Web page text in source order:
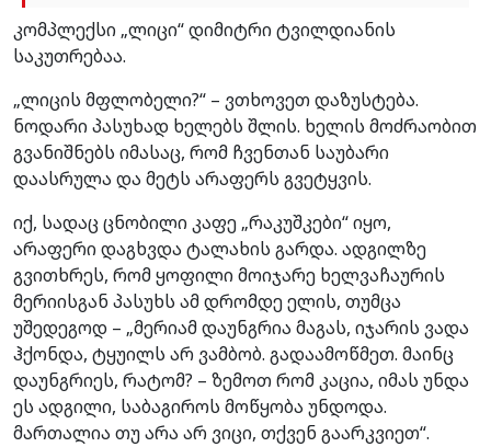
კომპლექსი „ლიცი“ დიმიტრი ტვილდიანის
საკუთრებაა.
„ლიცის მფლობელი?“ – ვთხოვეთ დაზუსტება.
ნოდარი პასუხად ხელებს შლის. ხელის მოძრაობით
გვანიშნებს იმასაც, რომ ჩვენთან საუბარი
დაასრულა და მეტს არაფერს გვეტყვის.
იქ, სადაც ცნობილი კაფე „რაკუშკები“ იყო,
არაფერი დაგხვდა ტალახის გარდა. ადგილზე
გვითხრეს, რომ ყოფილი მოიჯარე ხელვაჩაურის
მერიისგან პასუხს ამ დრომდე ელის, თუმცა
უშედეგოდ – „მერიამ დაუნგრია მაგას, იჯარის ვადა
ჰქონდა, ტყუილს არ ვამბობ. გადაამოწმეთ. მაინც
დაუნგრიეს, რატომ? – ზემოთ რომ კაცია, იმას უნდა
ეს ადგილი, საბაგიროს მოწყობა უნდოდა.
მართალია თუ არა არ ვიცი, თქვენ გაარკვიეთ“.